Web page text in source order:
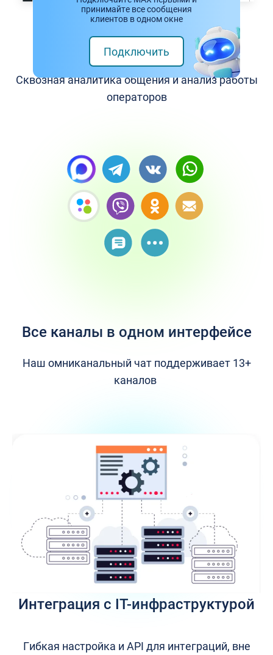
Подробная статистика
Сквозная аналитика общения и анализ работы
операторов
Все каналы в одном интерфейсе
Наш омниканальный чат поддерживает 13+
каналов
Интеграция с IT-инфраструктурой
Гибкая настройка и API для интеграций, вне
принимайте все сообщения
клиентов в одном окне
Подключить